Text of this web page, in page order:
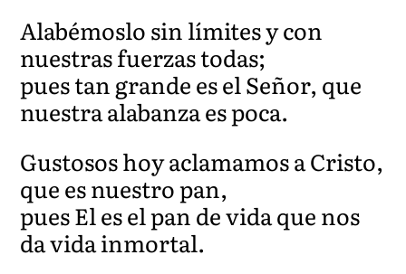
Alabémoslo sin límites y con
nuestras fuerzas todas;
pues tan grande es el Señor, que
nuestra alabanza es poca.
Gustosos hoy aclamamos a Cristo,
que es nuestro pan,
pues El es el pan de vida que nos
da vida inmortal.